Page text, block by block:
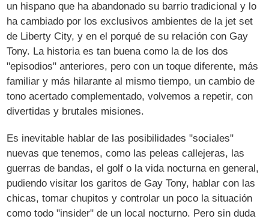
un hispano que ha abandonado su barrio tradicional y lo
ha cambiado por los exclusivos ambientes de la jet set
de Liberty City, y en el porqué de su relación con Gay
Tony. La historia es tan buena como la de los dos
"episodios" anteriores, pero con un toque diferente, más
familiar y más hilarante al mismo tiempo, un cambio de
tono acertado complementado, volvemos a repetir, con
divertidas y brutales misiones.
Es inevitable hablar de las posibilidades "sociales"
nuevas que tenemos, como las peleas callejeras, las
guerras de bandas, el golf o la vida nocturna en general,
pudiendo visitar los garitos de Gay Tony, hablar con las
chicas, tomar chupitos y controlar un poco la situación
como todo "insider" de un local nocturno. Pero sin duda